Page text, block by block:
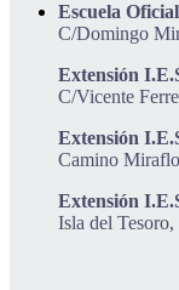
Escuela
C/Domingo
Extensión
C/Vicente
Extensión
Camino
Extensión
Isla del